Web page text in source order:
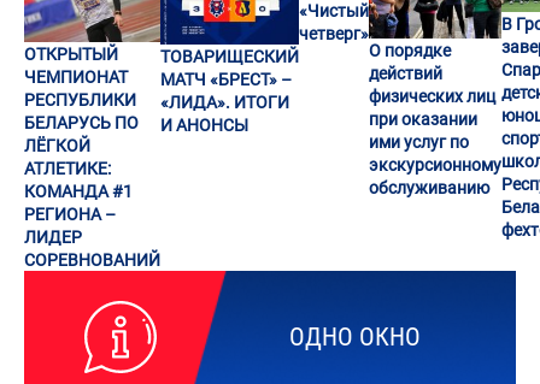
ОДНО ОКНО
ОТКРЫТЫЙ
ЧЕМПИОНАТ
РЕСПУБЛИКИ
БЕЛАРУСЬ ПО
ЛЁГКОЙ
АТЛЕТИКЕ:
КОМАНДА #1
РЕГИОНА –
ЛИДЕР
СОРЕВНОВАНИЙ
ТОВАРИЩЕСКИЙ
МАТЧ «БРЕСТ» –
«ЛИДА». ИТОГИ
И АНОНСЫ
«Чистый
четверг»
О порядке
действий
физических лиц
при оказании
ими услуг по
экскурсионному
обслуживанию
В